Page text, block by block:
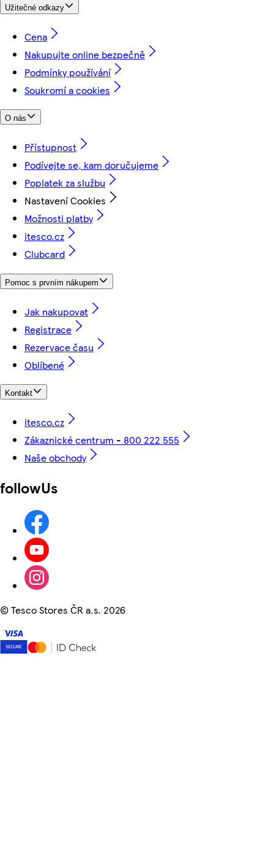
Užitečné odkazy
Cena
Nakupujte online bezpečně
Podmínky používání
Soukromí a cookies
O nás
Přístupnost
Podívejte se, kam doručujeme
Poplatek za službu
Nastavení Cookies
Možnosti platby
itesco.cz
Clubcard
Pomoc s prvním nákupem
Jak nakupovat
Registrace
Rezervace času
Oblíbené
Kontakt
itesco.cz
Zákaznické centrum - 800 222 555
Naše obchody
followUs
©Tesco Stores ČR a.s. 2026